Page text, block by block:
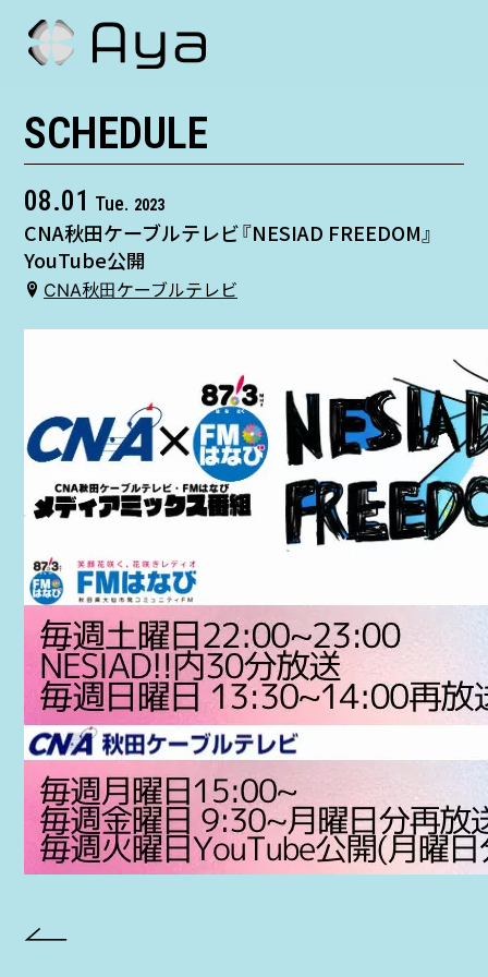
TICKET
CONTACT
PROJECT
AYA Solo Project Crawl
AYA Solo Project Contrast
AYA Solo Ploject Cister
PAST SCHEDULE
SCHEDULE
08.01 Tue. 2023
CNA秋田ケーブルテレビ『NESIAD FREEDOM』
YouTube公開
CNA秋田ケーブルテレビ